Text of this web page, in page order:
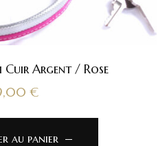
Cuir Argent / Rose
€
au panier